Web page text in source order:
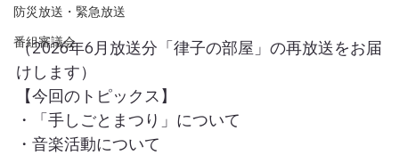
防災放送・緊急放送
番組審議会
（2026年6月放送分「律子の部屋」の再放送をお届
けします）
【今回のトピックス】
・「手しごとまつり」について
・音楽活動について